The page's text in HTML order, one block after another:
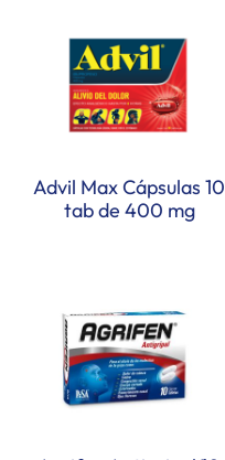
Advil Max Cápsulas 10
tab de 400 mg